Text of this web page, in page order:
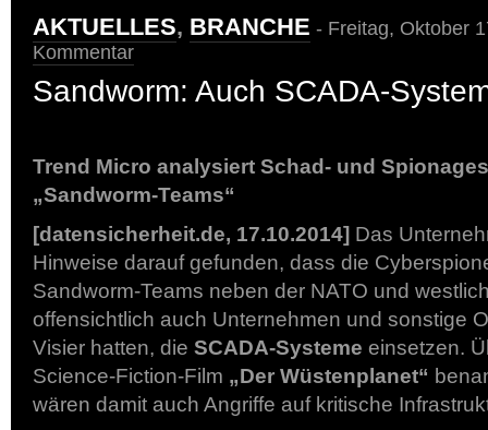
AKTUELLES, BRANCHE - Freitag, Oktober
Kommentar
Sandworm: Auch SCADA-
Trend Micro analysiert Schad- und
„Sandworm-Teams“
[datensicherheit.de, 17.10.2014] Das
Hinweise darauf gefunden, dass die
Sandworm-Teams neben der NATO und
offensichtlich auch Unternehmen und sonstige
Visier hatten, die SCADA-Systeme einsetzen.
Science-Fiction-Film „Der Wüstenplanet“
wären damit auch Angriffe auf kritische